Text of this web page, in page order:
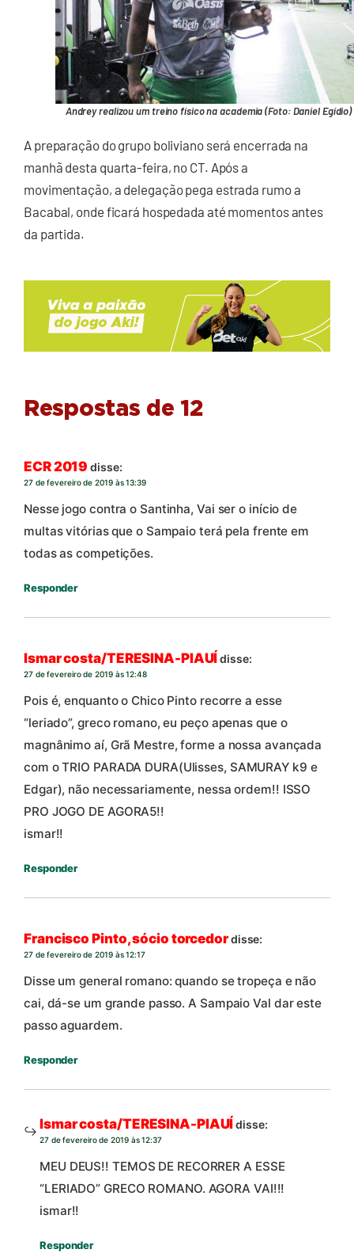
Andrey realizou um treino físico na academia (Foto: Daniel Egídio)
A preparação do grupo boliviano será encerrada na
manhã desta quarta-feira, no CT. Após a
movimentação, a delegação pega estrada rumo a
Bacabal, onde ficará hospedada até momentos antes
da partida.
Respostas de 12
ECR 2019 disse:
27 de fevereiro de 2019 às 13:39
Nesse jogo contra o Santinha, Vai ser o início de
multas vitórias que o Sampaio terá pela frente em
todas as competições.
Responder
Ismar costa/TERESINA-PIAUÍdisse:
27 de fevereiro de 2019 às 12:48
Pois é, enquanto o Chico Pinto recorre a esse
“leriado”, greco romano, eu peço apenas que o
magnânimo aí, Grã Mestre, forme a nossa avançada
com o TRIO PARADA DURA(Ulisses, SAMURAY k9 e
Edgar), não necessariamente, nessa ordem!! ISSO
PRO JOGO DE AGORA5!!
ismar!!
Responder
Francisco Pinto, sócio torcedordisse:
27 de fevereiro de 2019 às 12:17
Disse um general romano: quando se tropeça e não
cai, dá-se um grande passo. A Sampaio Val dar este
passo aguardem.
Responder
Ismar costa/TERESINA-PIAUÍdisse:
27 de fevereiro de 2019 às 12:37
MEU DEUS!! TEMOS DE RECORRER A ESSE
“LERIADO” GRECO ROMANO. AGORA VAI!!!
ismar!!
Responder